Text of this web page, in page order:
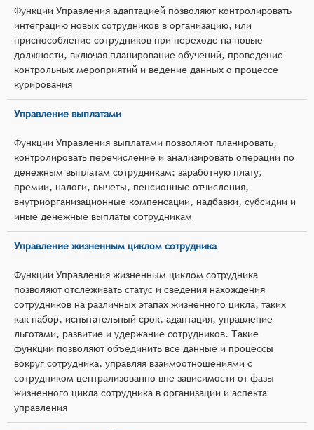
Функции Управления адаптацией позволяют контролировать
интеграцию новых сотрудников в организацию, или
приспособление сотрудников при переходе на новые
должности, включая планирование обучений, проведение
контрольных мероприятий и ведение данных о процессе
курирования
Управление выплатами
Функции Управления выплатами позволяют планировать,
контролировать перечисление и анализировать операции по
денежным выплатам сотрудникам: заработную плату,
премии, налоги, вычеты, пенсионные отчисления,
внутриорганизационные компенсации, надбавки, субсидии и
иные денежные выплаты сотрудникам
Управление жизненным циклом сотрудника
Функции Управления жизненным циклом сотрудника
позволяют отслеживать статус и сведения нахождения
сотрудников на различных этапах жизненного цикла, таких
как набор, испытательный срок, адаптация, управление
льготами, развитие и удержание сотрудников. Такие
функции позволяют объединить все данные и процессы
вокруг сотрудника, управляя взаимоотношениями с
сотрудником централизованно вне зависимости от фазы
жизненного цикла сотрудника в организации и аспекта
управления